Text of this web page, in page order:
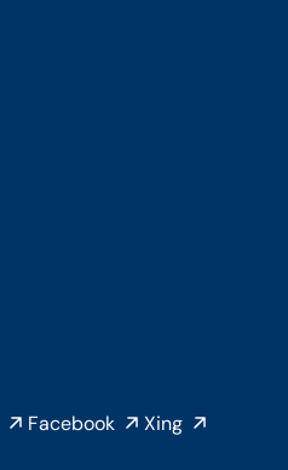
Facebook Xing